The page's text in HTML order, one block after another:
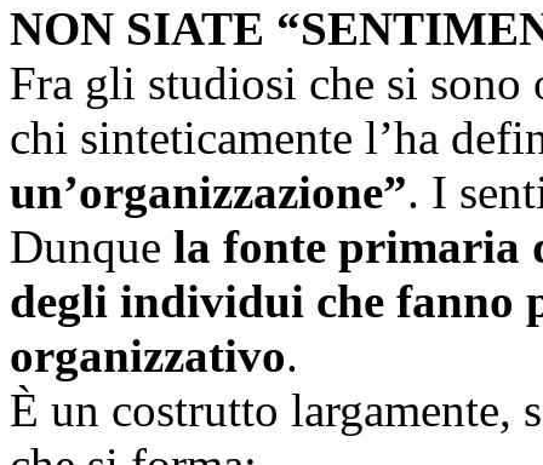
NON SIATE
Fra gli studiosi che si sono
chi sinteticamente l’ha
un’organizzazione”. I
Dunque la fonte primaria
degli individui che fanno
organizzativo.
È un costrutto largamente,